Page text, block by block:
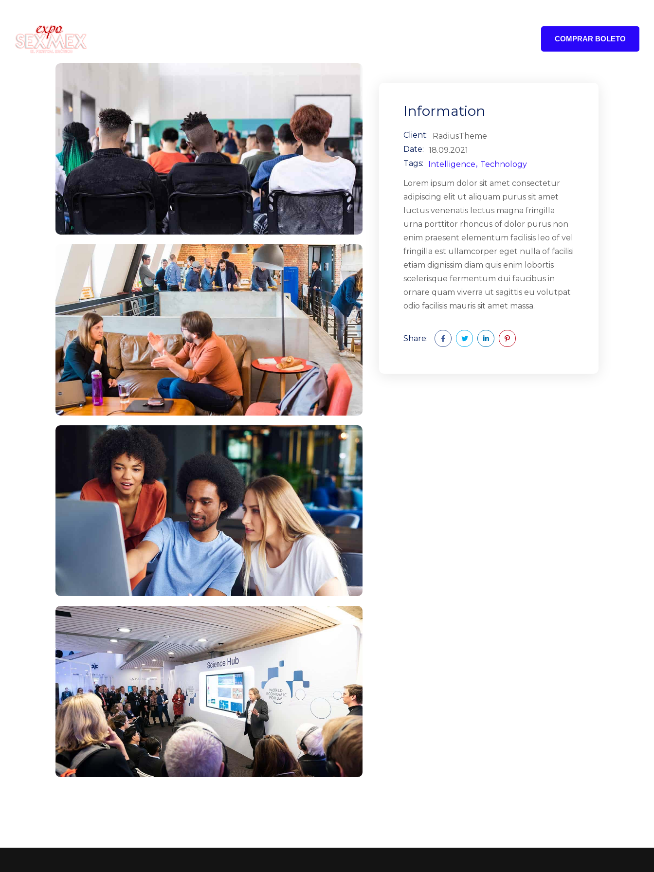
COMPRAR BOLETO
Information
Client:
RadiusTheme
Date: 18.09.2021
Tags:
Intelligence Technology
Lorem ipsum dolor sit amet consectetur
adipiscing elit ut aliquam purus sit amet
luctus venenatis lectus magna fringilla
urna porttitor rhoncus of dolor purus non
enim praesent elementum facilisis leo of vel
fringilla est ullamcorper eget nulla of facilisi
etiam dignissim diam quis enim lobortis
scelerisque fermentum dui faucibus in
ornare quam viverra ut sagittis eu volutpat
odio facilisis mauris sit amet massa.
Share: